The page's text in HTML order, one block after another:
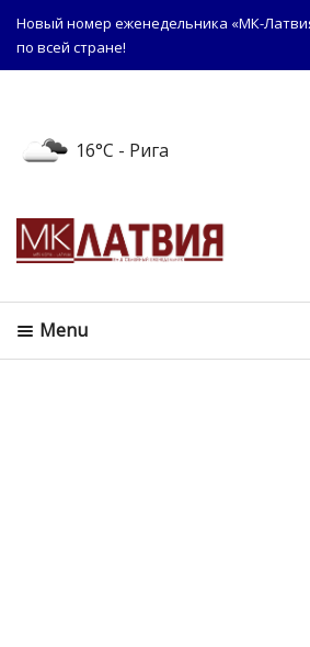
Новый номер еженедельника «МК-
по всей стране!
16°C - Рига
Menu